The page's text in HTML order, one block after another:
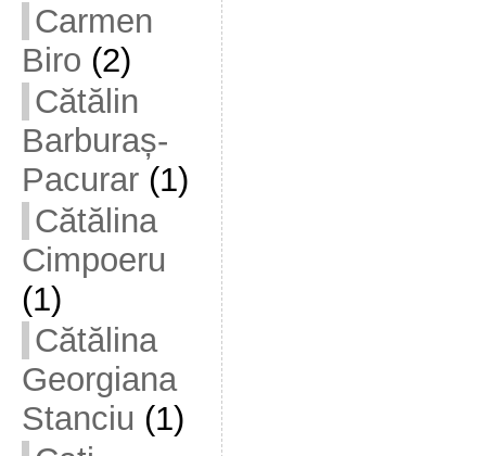
Carmen
Biro (2)
Cătălin
Barburaș-
Pacurar(1)
Cătălina
Cimpoeru
(1)
Cătălina
Georgiana
Stanciu (1)